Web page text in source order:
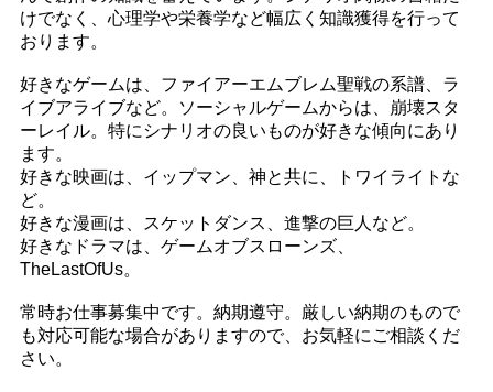
けでなく、心理学や栄養学など幅広く知識獲得を行って
おります。
好きなゲームは、ファイアーエムブレム聖戦の系譜、ラ
イブアライブなど。ソーシャルゲームからは、崩壊スタ
ーレイル。特にシナリオの良いものが好きな傾向にあり
ます。
好きな映画は、イップマン、神と共に、トワイライトな
ど。
好きな漫画は、スケットダンス、進撃の巨人など。
好きなドラマは、ゲームオブスローンズ、
TheLastOfUs。
常時お仕事募集中です。納期遵守。厳しい納期のもので
も対応可能な場合がありますので、お気軽にご相談くだ
さい。